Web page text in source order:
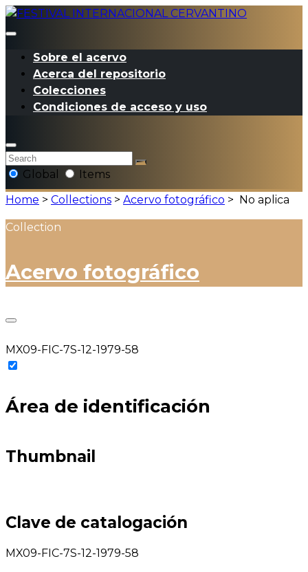
Sobre el acervo
Acerca del repositorio
Colecciones
Condiciones de acceso y uso
Global
Items
Home > Collections > Acervo fotográfico > No aplica
Collection
Acervo fotográfico
MX09-FIC-7S-12-1979-58
Área de identificación
Thumbnail
Clave de catalogación
MX09-FIC-7S-12-1979-58